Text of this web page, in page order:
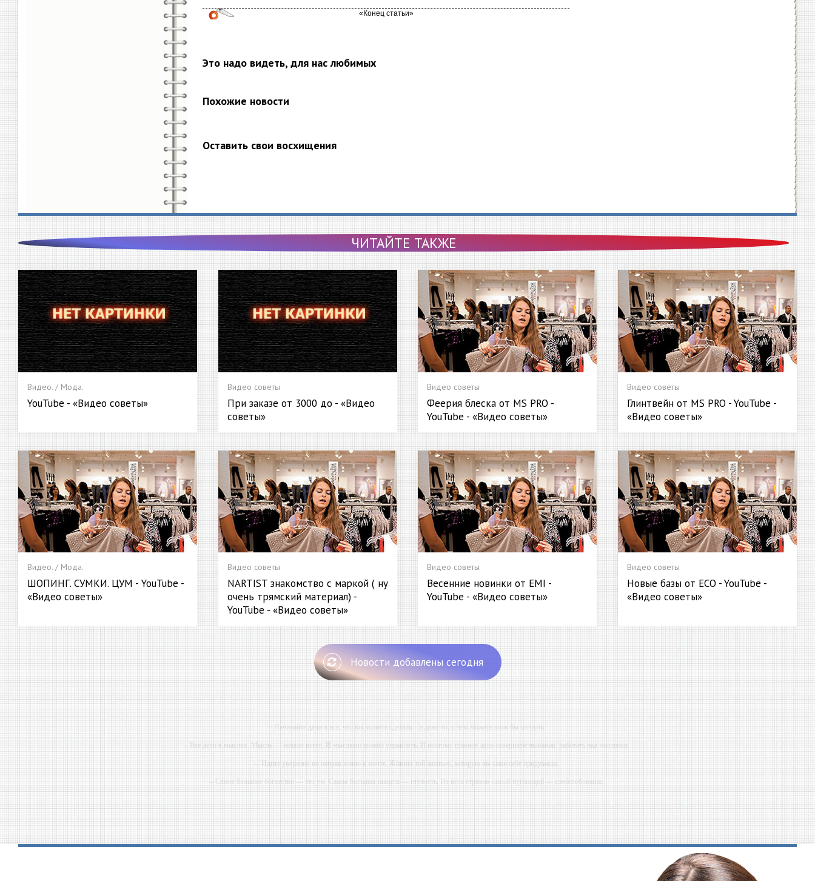
Это надо видеть, для нас любимых
Похожие новости
Оставить свои восхищения
ЧИТАЙТЕ ТАКЖЕ
Видео. / Мода.
YouTube - «Видео советы»
Видео советы
При заказе от 3000 до - «Видео
советы»
Видео советы
Феерия блеска от MS PRO -
YouTube - «Видео советы»
Видео советы
Глинтвейн от MS PRO - YouTube -
«Видео советы»
Видео. / Мода.
ШОПИНГ. СУМКИ. ЦУМ - YouTube -
«Видео советы»
Видео советы
NARTIST знакомство с маркой ( ну
очень трямский материал) -
YouTube - «Видео советы»
Видео советы
Весенние новинки от EMI -
YouTube - «Видео советы»
Видео советы
Новые базы от ECO - YouTube -
«Видео советы»
Новости добавлены сегодня
-- Начинайте делать все, что вы можете сделать – и даже то, о чем можете хотя бы мечтать.
-- Все дело в мыслях. Мысль — начало всего. И мыслями можно управлять. И поэтому главное дело совершенствования: работать над мыслями.
-- Идите уверенно по направлению к мечте. Живите той жизнью, которую вы сами себе придумали.
-- Самое большое богатство — это ум. Самая большая нищета — глупость. Из всех страхов самый пугающий — самолюбование.
-- Люблю давать советы и очень не люблю, когда их дают мне.